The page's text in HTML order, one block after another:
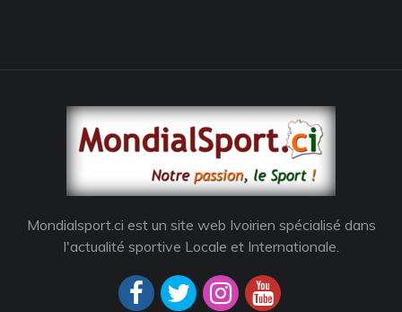
Mondialsport.ci est un site web Ivoirien spécialisé dans
l'actualité sportive Locale et Internationale.